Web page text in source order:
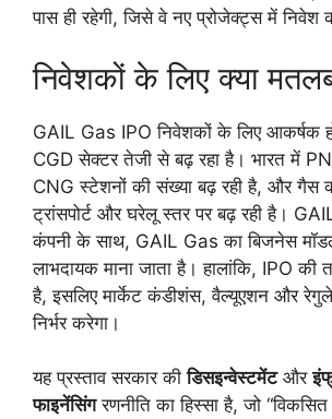
पास ही रहेगी, जिसे वे नए प्रोजेक्ट्स में निवेश
निवेशकों के लिए क्या
GAIL Gas IPO निवेशकों के लिए आकर्षक
CGD सेक्टर तेजी से बढ़ रहा है। भारत में
CNG स्टेशनों की संख्या बढ़ रही है, और गैस
ट्रांसपोर्ट और घरेलू स्तर पर बढ़ रही है।
कंपनी के साथ, GAIL Gas का बिजनेस
लाभदायक माना जाता है। हालांकि, IPO की
है, इसलिए मार्केट कंडीशंस, वैल्यूएशन और
निर्भर करेगा।
यह प्रस्ताव सरकार कीडिसइन्वेस्टमेंटऔर
फाइनेंसिंगरणनीति का हिस्सा है, जो